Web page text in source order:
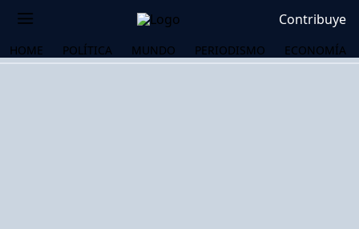
Contribuye
HOME POLÍTICA MUNDO PERIODISMO ECONOMÍA